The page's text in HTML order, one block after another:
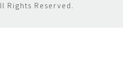
Rights Reserved.